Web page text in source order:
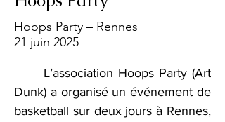
Hoops Party – Rennes
21 juin 2025
Dunk) a organisé un événement de
basketball sur deux jours à Rennes,